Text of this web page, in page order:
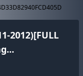
2012)[FULL